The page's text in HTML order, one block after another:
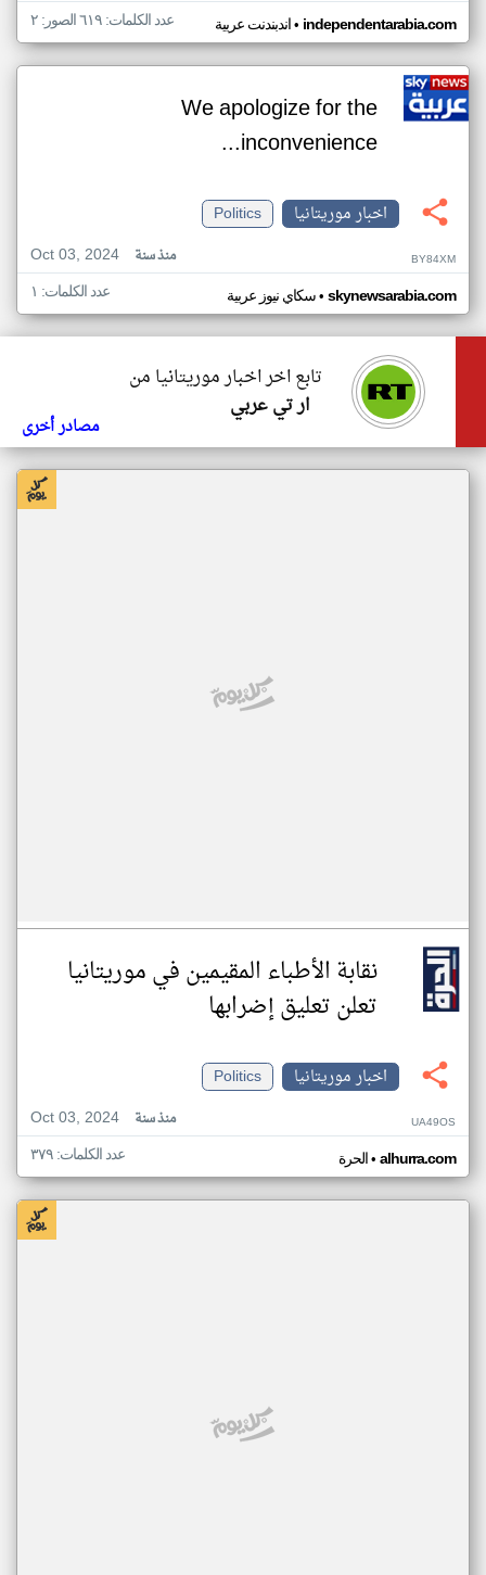
اندبندنت عربية• independentarabia.com عدد الكلمات: ٦١٩ الصور: ٢
We apologize for the
inconvenience...
اخبار موريتانيا
Politics
Oct 03, 2024
منذ سنة BY84XM
سكاي نيوز عربية• skynewsarabia.com عدد الكلمات: ١
تابع اخر اخبار موريتانيا من
ار تي عربي
مصادر أخرى
نقابة الأطباء المقيمين في موريتانيا
تعلن تعليق إضرابها
اخبار موريتانيا
Politics
Oct 03, 2024
منذ سنة UA49OS
الحرة• alhurra.com عدد الكلمات: ٣٧٩